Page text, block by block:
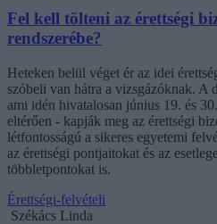
Fel kell tölteni az érettségi
rendszerébe?
Heteken belül véget ér az idei
szóbeli van hátra a vizsgázóknak. A
ami idén hivatalosan június 19. és
eltérően - kapják meg az érettségi
létfontosságú a sikeres egyetemi
az érettségi pontjaitokat és az
többletpontokat is.
Érettségi-felvételi
Székács Linda